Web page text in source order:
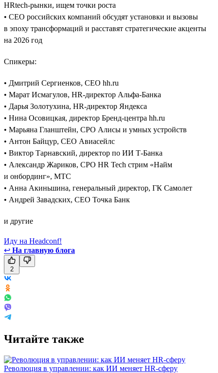
HRtech-рынки, ищем точки роста
• CEO российских компаний обсудят установки и вызовы
в эпоху трансформаций и расставят стратегические акценты
на 2026 год
Спикеры:
• Дмитрий Сергиенков, CEO hh.ru
• Марат Исмагулов, HR-директор Альфа-Банка
• Дарья Золотухина, HR-директор Яндекса
• Нина Осовицкая, директор Бренд-центра hh.ru
• Марьяна Гланштейн, CPO Алисы и умных устройств
• Антон Байцур, CEO Авиасейлс
• Виктор Тарнавский, директор по ИИ Т-Банка
• Александр Жариков, CPO HR Tech стрим «Найм
и онбординг», МТС
• Анна Акиньшина, генеральный директор, ГК Самолет
• Андрей Завадских, СЕО Точка Банк
и другие
Иду на Headconf!
↩ На главную блога
2
Читайте также
Революция в управлении: как ИИ меняет HR-сферу